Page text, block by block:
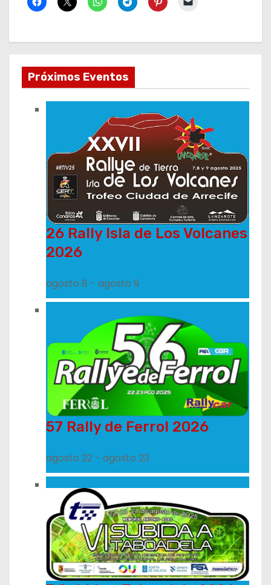
Próximos Eventos
26 Rally Isla de Los Volcanes
2026
agosto 8 - agosto 9
57 Rally de Ferrol 2026
agosto 22 - agosto 23